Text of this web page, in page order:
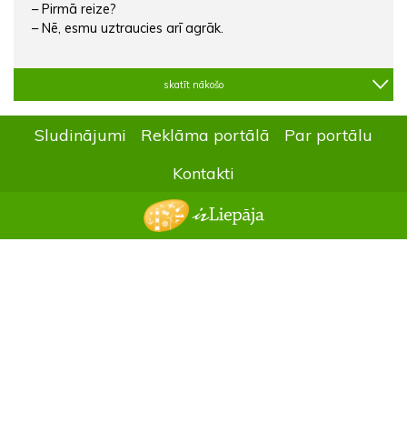
– Pirmā reize?
– Nē, esmu uztraucies arī agrāk.
skatīt nākošo
Sludinājumi Reklāma portālā
Par portālu
Kontakti